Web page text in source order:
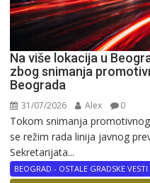
Na više lokacija u
zbog snimanja
Beograda
31/07/2026 Alex 0
Tokom snimanja
se režim rada linija javnog
Sekretarijata...
BEOGRAD - OSTALE GRADSKE VESTI